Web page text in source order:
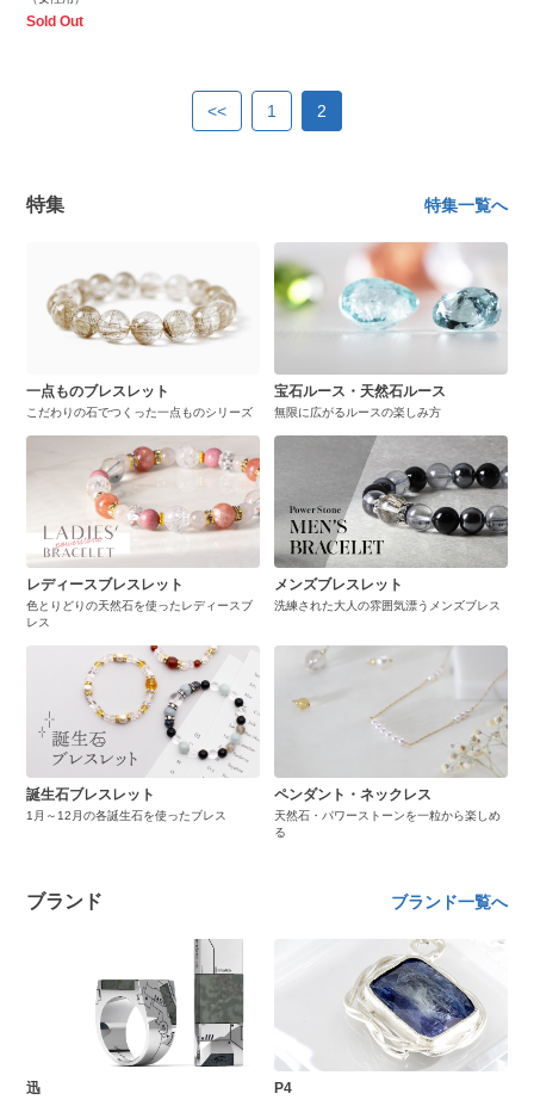
Sold Out
<< 1 2
特集 特集一覧へ
一点ものブレスレット
こだわりの石でつくった一点ものシリーズ
宝石ルース・天然石ルース
無限に広がるルースの楽しみ方
レディースブレスレット
色とりどりの天然石を使ったレディースブ
レス
メンズブレスレット
洗練された大人の雰囲気漂うメンズブレス
誕生石ブレスレット
1月～12月の各誕生石を使ったブレス
ペンダント・ネックレス
天然石・パワーストーンを一粒から楽しめ
る
ブランド ブランド一覧へ
迅 P4